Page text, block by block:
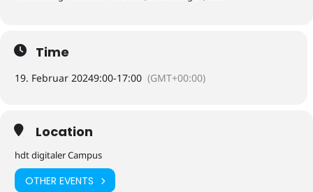
Time
19. Februar 20249:00-17:00 (GMT+00:00)
Location
hdt digitaler Campus
OTHER EVENTS